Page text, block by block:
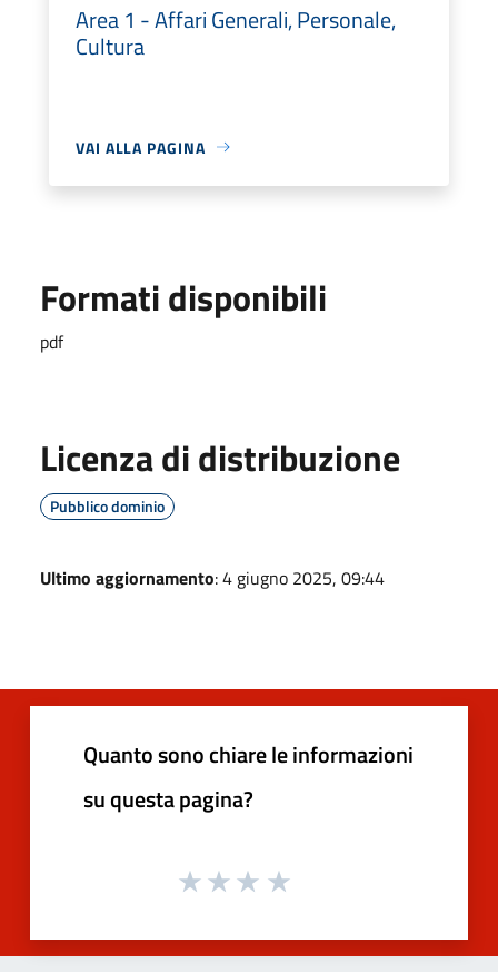
Area 1 - Affari Generali, Personale,
Cultura
VAI ALLA PAGINA
Formati disponibili
pdf
Licenza di distribuzione
Pubblico dominio
Ultimo aggiornamento: 4 giugno 2025, 09:44
Quanto sono chiare le informazioni
su questa pagina?